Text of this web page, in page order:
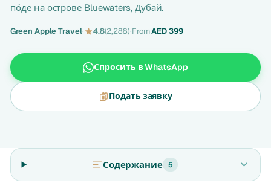
по́де на острове Bluewaters, Дубай.
Green Apple Travel· 4.8(2,288)·FromAED 399
Спросить в WhatsApp
Подать заявку
Содержание 5